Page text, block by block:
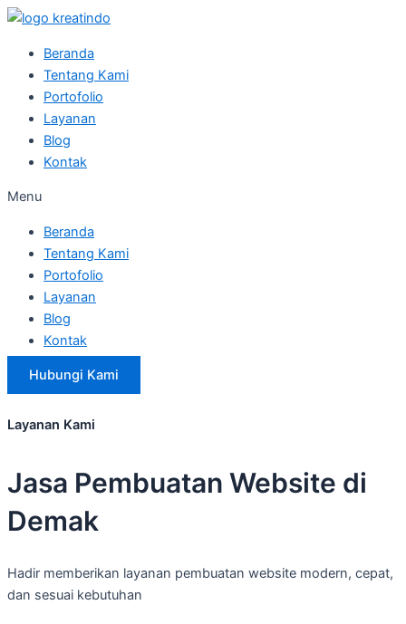
Skip
contentBeranda
Tentang Kami
Portofolio
Layanan
Blog
Kontak
Menu
Beranda
Tentang Kami
Portofolio
Layanan
Blog
Kontak
Hubungi Kami
Layanan Kami
Jasa Pembuatan Website di
Demak
Hadir memberikan layanan pembuatan website modern, cepat,
dan sesuai kebutuhan